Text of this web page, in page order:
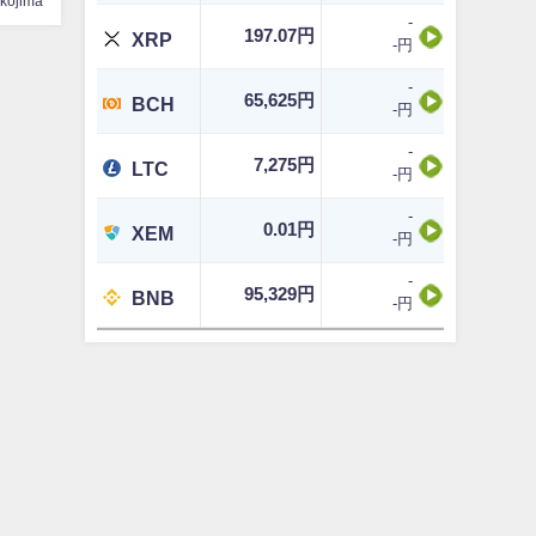
XRP 197.07円
-
-円
BCH 65,625円
-
-円
LTC 7,275円
-
-円
XEM 0.01円
-
-円
BNB 95,329円
-
-円